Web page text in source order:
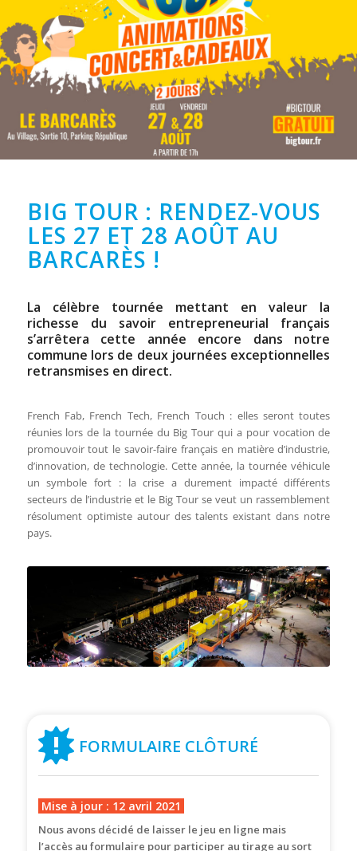
BIG TOUR : RENDEZ-VOUS
LES 27 ET 28 AOÛT AU
BARCARÈS !
La célèbre tournée mettant en valeur la
richesse du savoir entrepreneurial français
s’arrêtera cette année encore dans notre
commune lors de deux journées exceptionnelles
retransmises en direct.
French Fab, French Tech, French Touch : elles seront toutes
réunies lors de la tournée du Big Tour qui a pour vocation de
promouvoir tout le savoir-faire français en matière d’industrie,
d’innovation, de technologie. Cette année, la tournée véhicule
un symbole fort : la crise a durement impacté différents
secteurs de l’industrie et le Big Tour se veut un rassemblement
résolument optimiste autour des talents existant dans notre
pays.
FORMULAIRE CLÔTURÉ
Mise à jour : 12 avril 2021
Nous avons décidé de laisser le jeu en ligne mais
l’accès au formulaire pour participer au tirage au sort